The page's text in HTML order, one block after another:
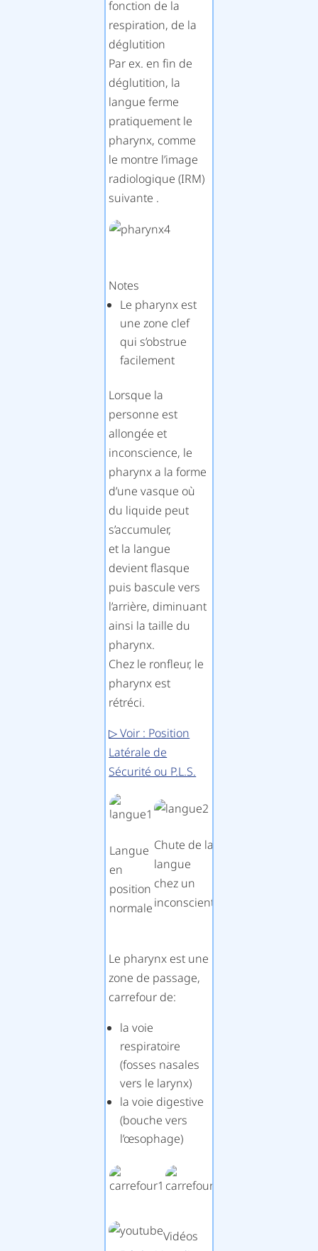
fonction de la
respiration, de la
déglutition
Par ex. en fin de
déglutition, la
langue ferme
pratiquement le
pharynx, comme
le montre l’image
radiologique (IRM)
suivante .
Notes
Le pharynx est
une zone clef
qui s’obstrue
facilement
Lorsque la
personne est
allongée et
inconscience, le
pharynx a la forme
d’une vasque où
du liquide peut
s’accumuler,
et la langue
devient flasque
puis bascule vers
l’arrière, diminuant
ainsi la taille du
pharynx.
Chez le ronfleur, le
pharynx est
rétréci.
▷ Voir : Position
Latérale de
Sécurité ou P.L.S.
Langue
en
position
normale
Chute de la
langue
chez un
inconscient
Le pharynx est une
zone de passage,
carrefour de:
la voie
respiratoire
(fosses nasales
vers le larynx)
la voie digestive
(bouche vers
l’œsophage)
Vidéos